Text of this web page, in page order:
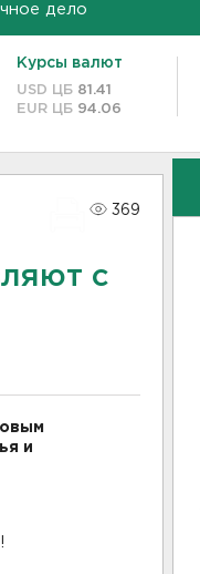
дело
Курсы валют
USD ЦБ 81.41
EUR ЦБ 94.06
369
с
и